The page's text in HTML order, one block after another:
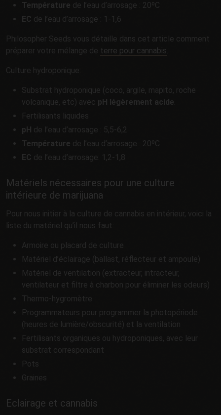
Température de l’eau d’arrosage : 20ºC
EC de l’eau d’arrosage : 1-1,6
Philosopher Seeds vous détaille dans cet article comment
préparer votre mélange de terre pour cannabis.
Culture hydroponique:
Substrat hydroponique (coco, argile, mapito, roche
volcanique, etc) avec pH légèrement acide.
Fertilisants liquides
pH de l’eau d’arrosage : 5,5-6,2
Température de l’eau d’arrosage : 20ºC
EC de l’eau d’arrosage: 1,2-1,8
Matériels nécessaires pour une culture
intérieure de marijuana
Pour nous initier à la culture de cannabis en intérieur, voici la
liste du matériel qu’il nous faut:
Armoire ou placard de culture
Matériel d’éclairage (ballast, réflecteur et ampoule)
Matériel de ventilation (extracteur, intracteur,
ventilateur et filtre à charbon pour éliminer les odeurs)
Thermo-hygromètre
Programmateurs pour programmer la photopériode
(heures de lumière/obscurité) et la ventilation
Fertilisants organiques ou hydroponiques, avec leur
substrat correspondant
Pots
Graines
Eclairage et cannabis